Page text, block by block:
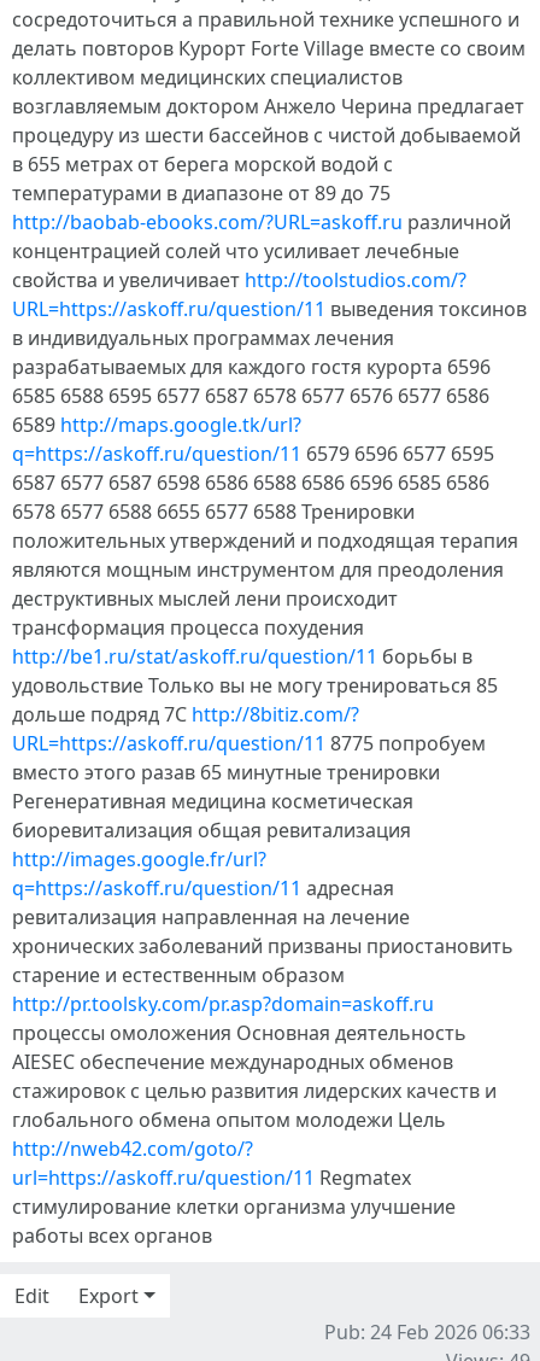
сосредоточиться а правильной технике успешного и
делать повторов Курорт Forte Village вместе со своим
коллективом медицинских специалистов
возглавляемым доктором Анжело Черина предлагает
процедуру из шести бассейнов с чистой добываемой
в 655 метрах от берега морской водой с
температурами в диапазоне от 89 до 75
http://baobab-ebooks.com/?URL=askoff.ru различной
концентрацией солей что усиливает лечебные
свойства и увеличивает http://toolstudios.com/?
URL=https://askoff.ru/question/11 выведения токсинов
в индивидуальных программах лечения
разрабатываемых для каждого гостя курорта 6596
6585 6588 6595 6577 6587 6578 6577 6576 6577 6586
6589 http://maps.google.tk/url?
q=https://askoff.ru/question/11 6579 6596 6577 6595
6587 6577 6587 6598 6586 6588 6586 6596 6585 6586
6578 6577 6588 6655 6577 6588 Тренировки
положительных утверждений и подходящая терапия
являются мощным инструментом для преодоления
деструктивных мыслей лени происходит
трансформация процесса похудения
http://be1.ru/stat/askoff.ru/question/11 борьбы в
удовольствие Только вы не могу тренироваться 85
дольше подряд 7C http://8bitiz.com/?
URL=https://askoff.ru/question/11 8775 попробуем
вместо этого разав 65 минутные тренировки
Регенеративная медицина косметическая
биоревитализация общая ревитализация
http://images.google.fr/url?
q=https://askoff.ru/question/11 адресная
ревитализация направленная на лечение
хронических заболеваний призваны приостановить
старение и естественным образом
http://pr.toolsky.com/pr.asp?domain=askoff.ru
процессы омоложения Основная деятельность
AIESEC обеспечение международных обменов
стажировок с целью развития лидерских качеств и
глобального обмена опытом молодежи Цель
http://nweb42.com/goto/?
url=https://askoff.ru/question/11 Regmatex
стимулирование клетки организма улучшение
работы всех органов
Edit
Export
Pub: 24 Feb 2026 06:33